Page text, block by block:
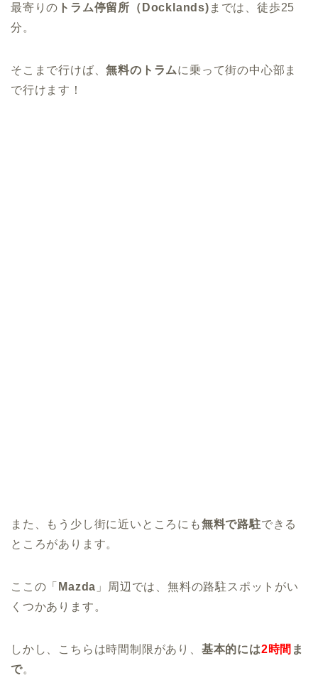
最寄りの トラム停留所（Docklands) までは、徒歩25
分。
そこまで行けば、無料のトラムに乗って街の中心部ま
で行けます！
また、もう少し街に近いところにも無料で路駐できる
ところがあります。
ここの「 Mazda 」周辺では、無料の路駐スポットがい
くつかあります。
しかし、こちらは時間制限があり、 基本的には2時間 ま
で。